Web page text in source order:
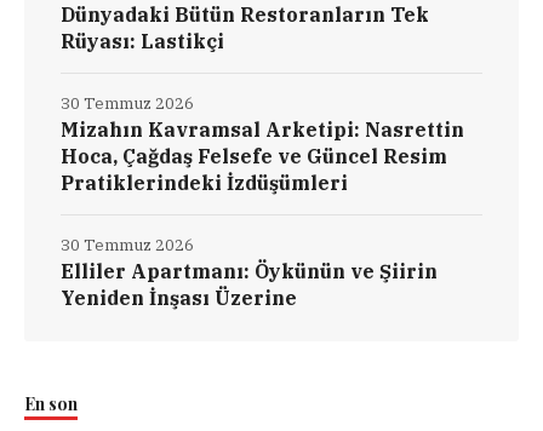
Dünyadaki Bütün Restoranların Tek
Rüyası: Lastikçi
Mizahın Kavramsal Arketipi: Nasrettin
Hoca, Çağdaş Felsefe ve Güncel Resim
Pratiklerindeki İzdüşümleri
30 Temmuz 2026
Elliler Apartmanı: Öykünün ve Şiirin
Yeniden İnşası Üzerine
30 Temmuz 2026
En son